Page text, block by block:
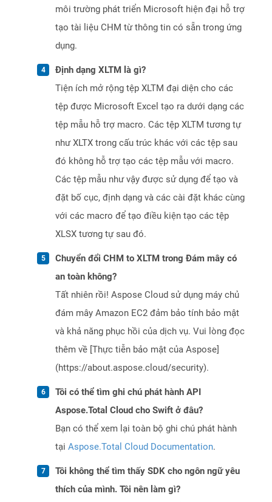
môi trường phát triển Microsoft hiện đại hỗ trợ
tạo tài liệu CHM từ thông tin có sẵn trong ứng
dụng.
Định dạng XLTM là gì?
Tiện ích mở rộng tệp XLTM đại diện cho các
tệp được Microsoft Excel tạo ra dưới dạng các
tệp mẫu hỗ trợ macro. Các tệp XLTM tương tự
như XLTX trong cấu trúc khác với các tệp sau
đó không hỗ trợ tạo các tệp mẫu với macro.
Các tệp mẫu như vậy được sử dụng để tạo và
đặt bố cục, định dạng và các cài đặt khác cùng
với các macro để tạo điều kiện tạo các tệp
XLSX tương tự sau đó.
Chuyển đổi CHM to XLTM trong Đám mây có
an toàn không?
Tất nhiên rồi! Aspose Cloud sử dụng máy chủ
đám mây Amazon EC2 đảm bảo tính bảo mật
và khả năng phục hồi của dịch vụ. Vui lòng đọc
thêm về [Thực tiễn bảo mật của Aspose]
(https://about.aspose.cloud/security).
Tôi có thể tìm ghi chú phát hành API
Aspose.Total Cloud cho Swift ở đâu?
Bạn có thể xem lại toàn bộ ghi chú phát hành
tại Aspose.Total Cloud Documentation.
Tôi không thể tìm thấy SDK cho ngôn ngữ yêu
thích của mình. Tôi nên làm gì?